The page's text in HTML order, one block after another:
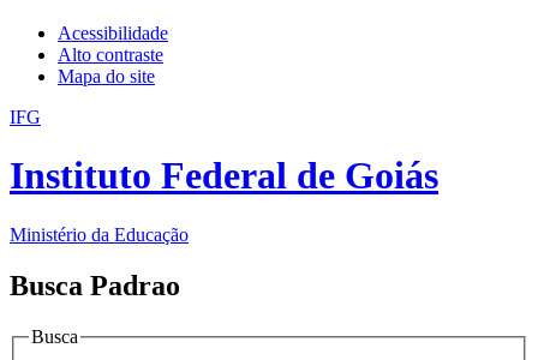
Acessibilidade
Alto contraste
Mapa do site
IFG
Instituto Federal de Goiás
Ministério da Educação
Busca Padrao
Busca